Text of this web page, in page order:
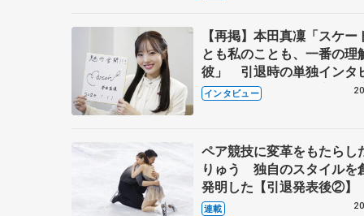
【再掲】本田真凜「スケー
とも私のことも、一番の理
彼」 引退時の単独インタ
で語った競技人生や家族、
これからの夢…
インタビュー
ペア競技に変革をもたらし
りゅう 独自のスタイルを
発明した【引退発表後②】
連載